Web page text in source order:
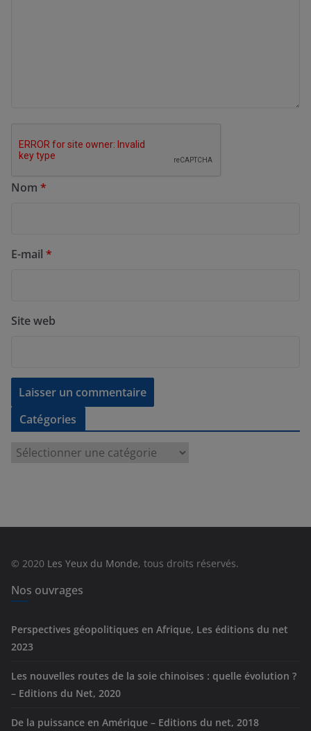
Nom *
E-mail *
Site web
Catégories
e
© 2020 Les Yeux du Monde, tous droits réservés.
Nos ouvrages
Perspectives géopolitiques en Afrique, Les éditions du net
2023
Les nouvelles routes de la soie chinoises : quelle évolution ?
– Editions du Net, 2020
De la puissance en Amérique – Editions du net, 2018